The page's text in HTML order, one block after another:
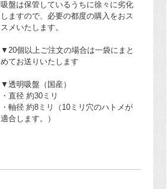
吸盤は保管しているうちに徐々に劣化
しますので、必要の都度の購入をおス
スメいたします。
▼20個以上ご注文の場合は一袋にまと
めてお送りいたします
▼透明吸盤（国産）
・直径 約30ミリ
・軸径 約8ミリ（10ミリ穴のハトメが
適合します。）